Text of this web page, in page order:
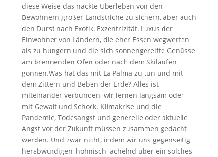
diese Weise das nackte Überleben von den
Bewohnern großer Landstriche zu sichern, aber auch
den Durst nach Exotik, Exzentrizität, Luxus der
Einwohner von Ländern, die eher Essen wegwerfen
als zu hungern und die sich sonnengereifte Genüsse
am brennenden Ofen oder nach dem Skilaufen
gönnen.Was hat das mit La Palma zu tun und mit
dem Zittern und Beben der Erde? Alles ist
miteinander verbunden, wir lernen langsam oder
mit Gewalt und Schock. Klimakrise und die
Pandemie, Todesangst und generelle oder aktuelle
Angst vor der Zukunft müssen zusammen gedacht
werden. Und zwar nicht, indem wir uns gegenseitig
herabwürdigen, höhnisch lächelnd über ein solches